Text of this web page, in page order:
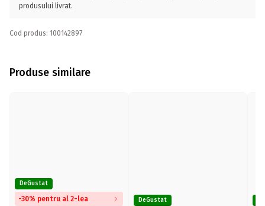
produsului livrat.
Cod produs: 100142897
Produse similare
DeGustat
-30% pentru al 2-lea DeGustat